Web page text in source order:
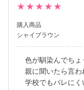
★★★★★
購入商品
シャイブラウン
色が馴染んでちょ
親に聞いたら言わ
学校でもバレにく